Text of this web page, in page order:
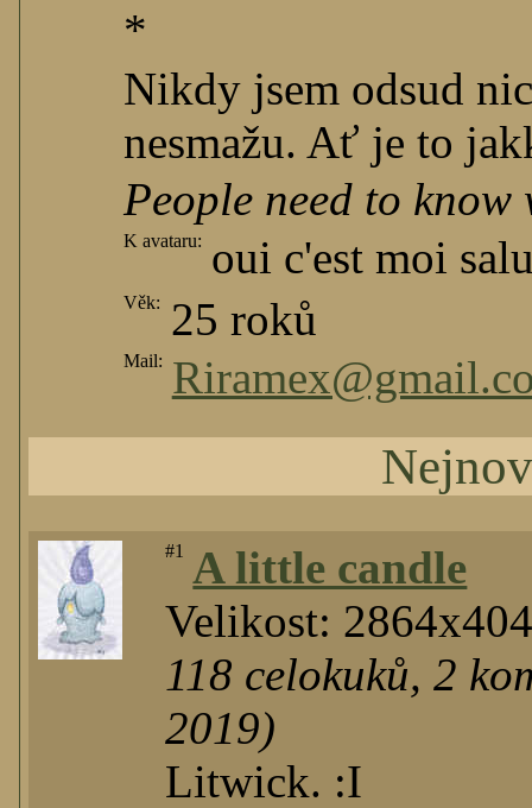
*
Nikdy jsem odsud
nesmažu. Ať je to
People need to
K avataru: oui c'est moi
Věk: 25 roků
Mail:
#1
A little candle
Velikost:
118 celokuků,2
2019)
Litwick. :I